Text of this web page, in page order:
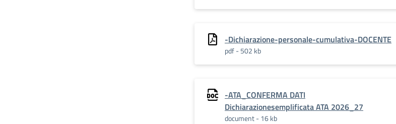
-Dichiarazione-personale-cumulativa-DOCENTE
pdf - 502 kb
-ATA_CONFERMA DATI
Dichiarazionesemplificata ATA 2026_27
document - 16 kb